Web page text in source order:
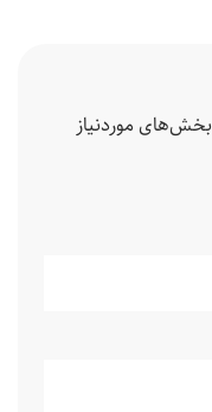
بخش‌های موردنیاز